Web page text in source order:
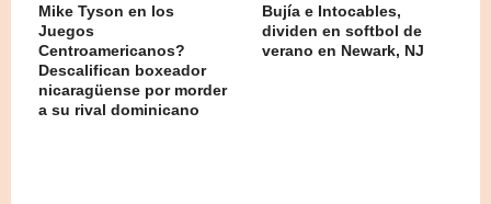
Mike Tyson en los
Juegos
Centroamericanos?
Descalifican boxeador
nicaragüense por morder
a su rival dominicano
Bujía e Intocables,
dividen en softbol de
verano en Newark, NJ